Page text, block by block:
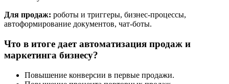
Для продаж: роботы и триггеры, бизнес-процессы,
автоформирование документов, чат-боты.
Что в итоге дает автоматизация продаж и
маркетинга бизнесу?
Повышение конверсии в первые продажи.